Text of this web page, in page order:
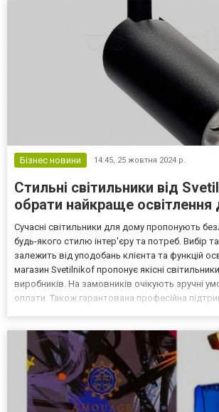
Бізнес новини 14:45, 25 жовтня 2024 р.
Стильні світильники від
обрати найкраще
Сучасні світильники для дому пропонують
будь-якого стилю інтер'єру та потреб. Вибір
залежить від уподобань клієнта та функцій
магазин Svetilnikof пропонує якісні
виробників. На замовників очікують зручні
оплати. Також гарантована професійна